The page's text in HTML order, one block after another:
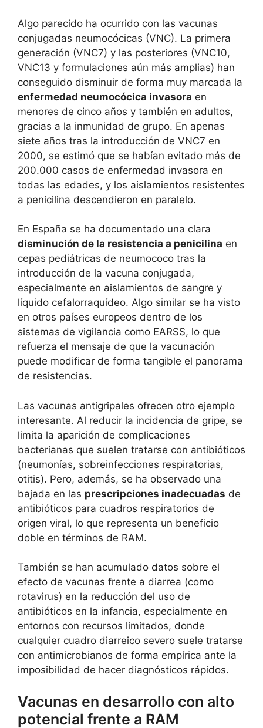
Algo parecido ha ocurrido con las vacunas
conjugadas neumocócicas (VNC). La primera
generación (VNC7) y las posteriores (VNC10,
VNC13 y formulaciones aún más amplias) han
conseguido disminuir de forma muy marcada la
enfermedad neumocócica invasora en
menores de cinco años y también en adultos,
gracias a la inmunidad de grupo. En apenas
siete años tras la introducción de VNC7 en
2000, se estimó que se habían evitado más de
200.000 casos de enfermedad invasora en
todas las edades, y los aislamientos resistentes
a penicilina descendieron en paralelo.
En España se ha documentado una clara
disminución de la resistencia a penicilina en
cepas pediátricas de neumococo tras la
introducción de la vacuna conjugada,
especialmente en aislamientos de sangre y
líquido cefalorraquídeo. Algo similar se ha visto
en otros países europeos dentro de los
sistemas de vigilancia como EARSS, lo que
refuerza el mensaje de que la vacunación
puede modificar de forma tangible el panorama
de resistencias.
Las vacunas antigripales ofrecen otro ejemplo
interesante. Al reducir la incidencia de gripe, se
limita la aparición de complicaciones
bacterianas que suelen tratarse con antibióticos
(neumonías, sobreinfecciones respiratorias,
otitis). Pero, además, se ha observado una
bajada en las prescripciones inadecuadas de
antibióticos para cuadros respiratorios de
origen viral, lo que representa un beneficio
doble en términos de RAM.
También se han acumulado datos sobre el
efecto de vacunas frente a diarrea (como
rotavirus) en la reducción del uso de
antibióticos en la infancia, especialmente en
entornos con recursos limitados, donde
cualquier cuadro diarreico severo suele tratarse
con antimicrobianos de forma empírica ante la
imposibilidad de hacer diagnósticos rápidos.
Vacunas en desarrollo con alto
potencial frente a RAM